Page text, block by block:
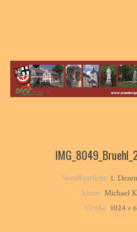
Veröffentlicht: 1.
Autor: Michael
Größe: 1024 ×